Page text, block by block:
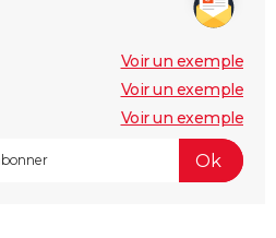
Voir un exemple
Voir un exemple
Voir un exemple